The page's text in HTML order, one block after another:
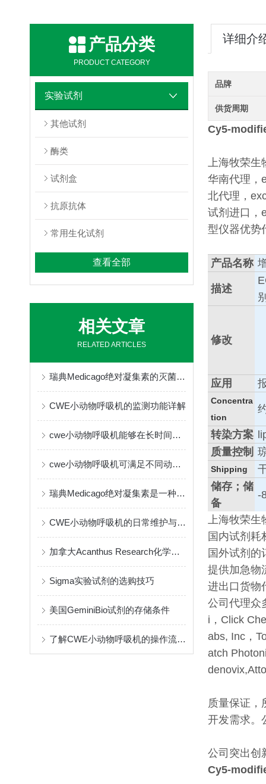
产品分类
PRODUCT CATEGORY
实验试剂
其他试剂
酶类
试剂盒
抗原抗体
常用生化试剂
查看全部
相关文章
RELATED ARTICLES
瑞典Medicago绝对凝集素的灭菌方式
CWE小动物呼吸机的监测功能详解
cwe小动物呼吸机能够在长时间实验中保持一致的输出
cwe小动物呼吸机可满足不同动物的生理需要
瑞典Medicago绝对凝集素是一种创新的免疫疗法
CWE小动物呼吸机的日常维护与保养指南
加拿大Acanthus Research化学试剂的作用与应用
Sigma实验试剂的选购技巧
美国GeminiBio试剂的存储条件
了解CWE小动物呼吸机的操作流程与维护
详细介
品牌
供货周期
Cy5-
上海牧荣生
华南代理，
北代理，
试剂进口，
型仪器优势
产品名称
描述
修改
应用
Concentra
tion
转染方案
质量控制
Shipping
储存；储
备
-
上海牧荣生
国内试剂耗
国外试剂的
提供加急物
进出口货物
公司代理众
i，Click
abs, Inc，
atch
质量保证，
开发需求。
公司突出创
Cy5-